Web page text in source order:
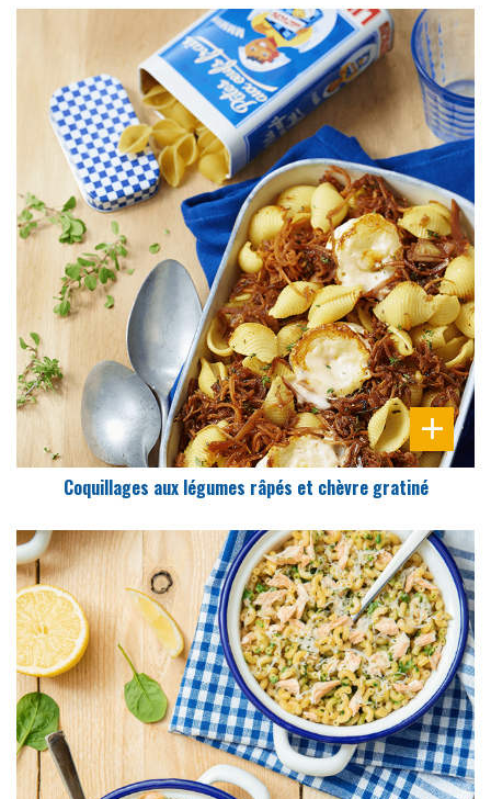
DIFFICULTÉ
PRÉPARATION
20 Min
Coquillages aux légumes râpés et chèvre gratiné
DIFFICULTÉ